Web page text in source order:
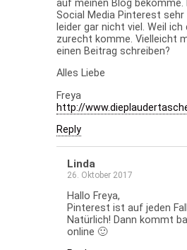
auf meinen Blog
Social Media Pinterest
leider gar nicht viel. Weil
zurecht komme. Vielleicht
einen Beitrag schreiben?
Alles Liebe
Freya
http://
Reply
Linda
26. Oktober 2017
Hallo Freya,
Pinterest ist auf jeden
Natürlich! Dann kommt
online 🙂